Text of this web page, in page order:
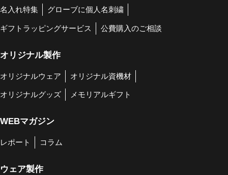
名入れ特集 グローブに個人名刺繍
ギフトラッピングサービス 公費購入のご相談
オリジナル製作
オリジナルウェア オリジナル資機材
オリジナルグッズ メモリアルギフト
WEBマガジン
レポート コラム
ウェア製作